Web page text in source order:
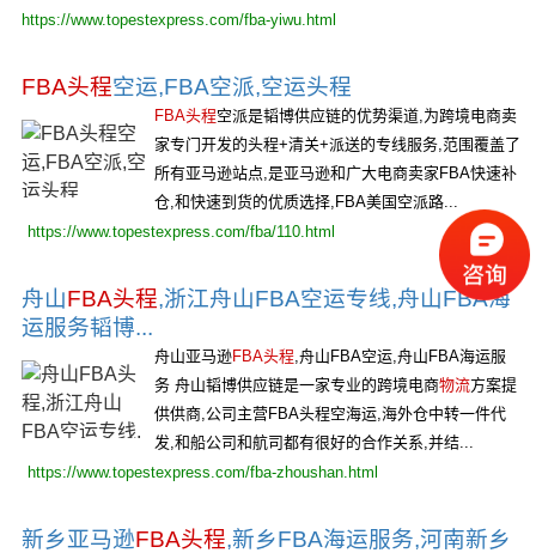
https://www.topestexpress.com/fba-yiwu.html
FBA头程空运,FBA空派,空运头程
FBA头程空派是韬博供应链的优势渠道,为跨境电商卖
家专门开发的头程+清关+派送的专线服务,范围覆盖了
所有亚马逊站点,是亚马逊和广大电商卖家FBA快速补
仓,和快速到货的优质选择,FBA美国空派路...
https://www.topestexpress.com/fba/110.html
舟山FBA头程,浙江舟山FBA空运专线,舟山FBA海
运服务韬博...
舟山亚马逊FBA头程,舟山FBA空运,舟山FBA海运服
务 舟山韬博供应链是一家专业的跨境电商物流方案提
供供商,公司主营FBA头程空海运,海外仓中转一件代
发,和船公司和航司都有很好的合作关系,并结...
https://www.topestexpress.com/fba-zhoushan.html
新乡亚马逊FBA头程,新乡FBA海运服务,河南新乡